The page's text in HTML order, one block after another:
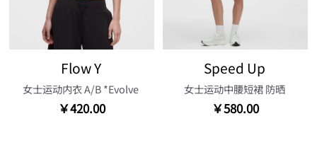
Flow Y
女士运动内衣 A/B *Evolve
￥420.00
Speed Up
女士运动中腰短裙 防晒
￥580.00